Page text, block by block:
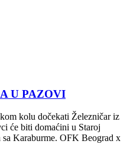
U PAZOVI
kolu dočekati Železničar iz
će biti domaćini u Staroj
Karaburme. OFK Beograd x